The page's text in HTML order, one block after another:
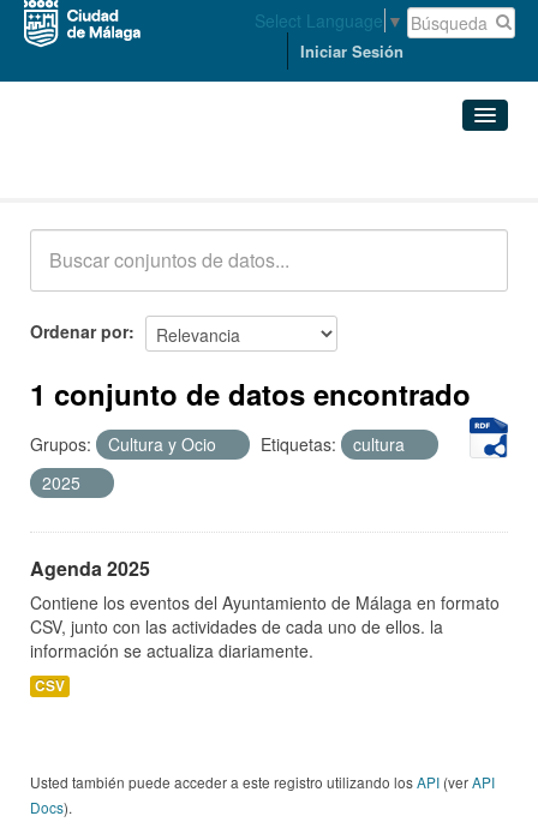
Select Language ▼
Iniciar Sesión
Acerca de
Ordenar por
1 conjunto de datos encontrado
Grupos: Cultura y Ocio Etiquetas:
cultura
2025
Agenda 2025
Contiene los eventos del Ayuntamiento de Málaga en formato
CSV, junto con las actividades de cada uno de ellos. la
información se actualiza diariamente.
CSV
Usted también puede acceder a este registro utilizando losAPI (verAPI
Docs).